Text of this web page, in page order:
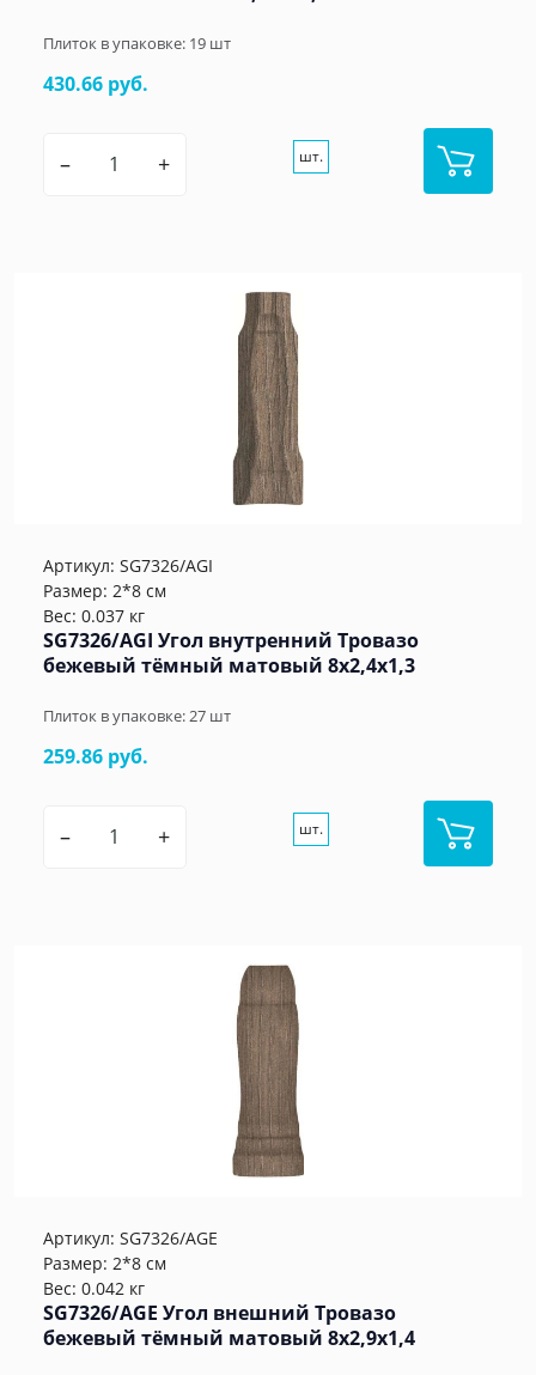
Плиток в упаковке: 19 шт
430.66 руб.
– + шт.
Артикул: SG7326/AGI
Размер: 2*8 см
Вес: 0.037 кг
SG7326/AGI Угол внутренний Тровазо
бежевый тёмный матовый 8x2,4x1,3
Плиток в упаковке:27 шт
259.86 руб.
– + шт.
Артикул: SG7326/AGE
Размер: 2*8 см
Вес: 0.042 кг
SG7326/AGE Угол внешний Тровазо
бежевый тёмный матовый 8x2,9x1,4